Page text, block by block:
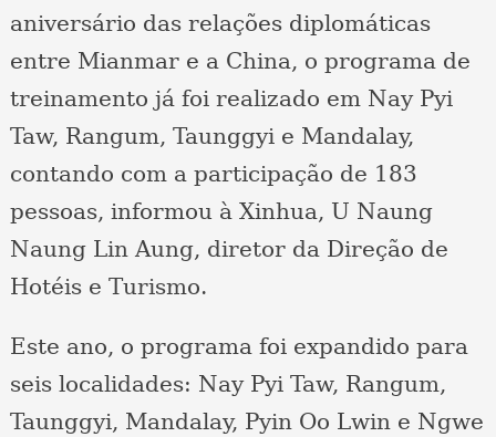
aniversário das relações diplomáticas
entre Mianmar e a China, o programa de
treinamento já foi realizado em Nay Pyi
Taw, Rangum, Taunggyi e Mandalay,
contando com a participação de 183
pessoas, informou à Xinhua, U Naung
Naung Lin Aung, diretor da Direção de
Hotéis e Turismo.
Este ano, o programa foi expandido para
seis localidades: Nay Pyi Taw, Rangum,
Taunggyi, Mandalay, Pyin Oo Lwin e Ngwe